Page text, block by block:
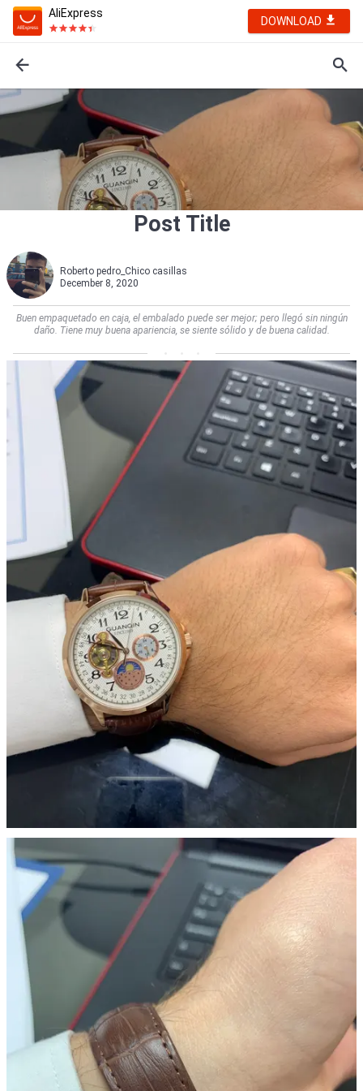
AliExpress
DOWNLOAD
Post Title
Roberto pedro_Chico casillas
December 8, 2020
Buen empaquetado en caja, el embalado puede ser mejor; pero llegó sin ningún
daño. Tiene muy buena apariencia, se siente sólido y de buena calidad.